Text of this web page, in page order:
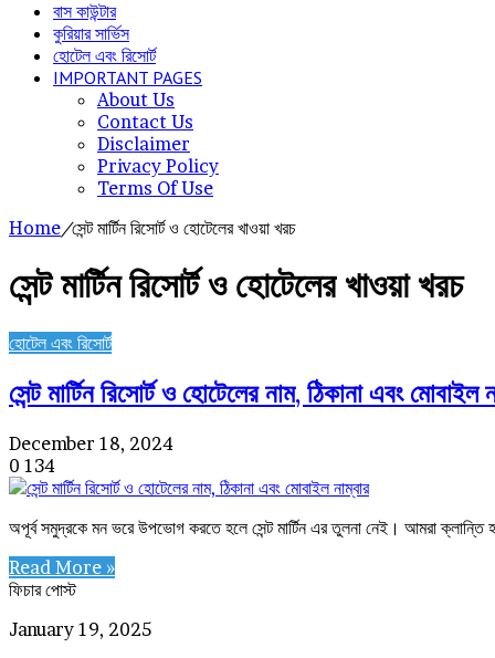
বাস কাউন্টার
কুরিয়ার সার্ভিস
হোটেল এবং রিসোর্ট
IMPORTANT PAGES
About Us
Contact Us
Disclaimer
Privacy Policy
Terms Of Use
Home/সেন্ট মার্টিন রিসোর্ট ও হোটেলের খাওয়া খরচ
সেন্ট মার্টিন রিসোর্ট ও হোটেলের খাওয়া খরচ
হোটেল এবং রিসোর্ট
সেন্ট মার্টিন রিসোর্ট ও হোটেলের নাম, ঠিকানা এবং মোবাইল
December 18, 2024
0 134
অপূর্ব সমুদ্রকে মন ভরে উপভোগ করতে হলে সেন্ট মার্টিন এর তুলনা নেই। আমরা ক্লান্তি
Read More »
ফিচার পোস্ট
সুন্দরবন
January 19, 2025